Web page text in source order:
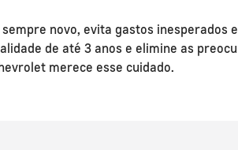
novo, evita gastos inesperados
de até 3 anos e elimine as
merece esse cuidado.